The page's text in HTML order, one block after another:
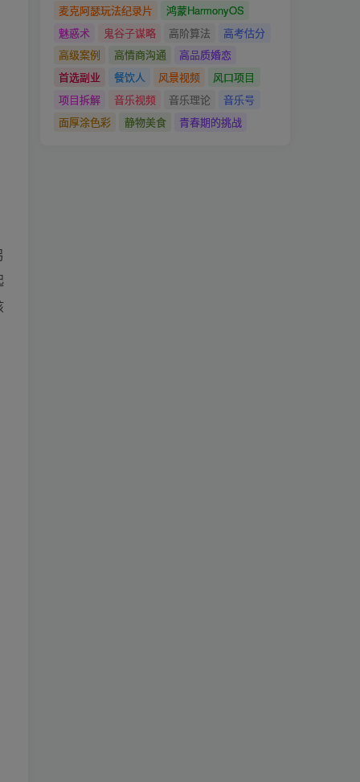
麦克阿瑟玩法纪录片
鸿蒙HarmonyOS
魅惑术
鬼谷子谋略 高阶算法
高考估分
高级案例
高情商沟通
高品质婚恋
首选副业
餐饮人 风景视频
风口项目
项目拆解
音乐视频 音乐理论
音乐号
面厚涂色彩
静物美食 青春期的挑战